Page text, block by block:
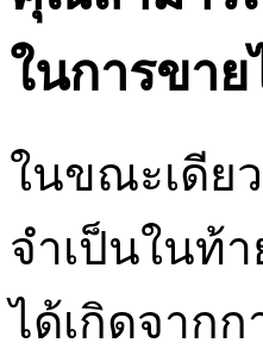
ในการขาย
ในขณะเดีย
จำเป็นในท้
ได้เกิดจาก